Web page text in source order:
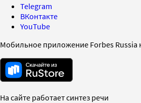
Telegram
ВКонтакте
YouTube
Мобильное приложение Forbes Russia
На сайте работает синтез речи